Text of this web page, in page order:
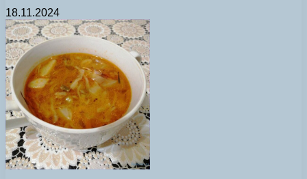
18.11.2024